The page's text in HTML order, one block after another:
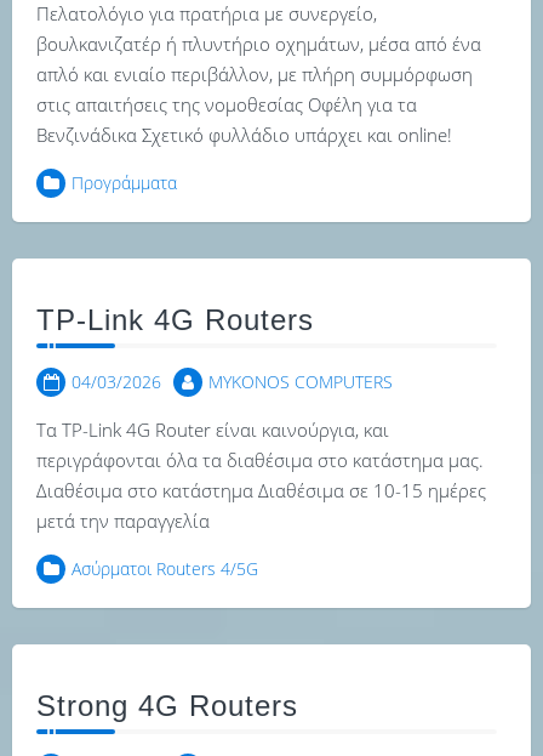
Πελατολόγιο για πρατήρια με συνεργείο,
βουλκανιζατέρ ή πλυντήριο οχημάτων, μέσα από ένα
απλό και ενιαίο περιβάλλον, με πλήρη συμμόρφωση
στις απαιτήσεις της νομοθεσίας Οφέλη για τα
Βενζινάδικα Σχετικό φυλλάδιο υπάρχει και online!
Προγράμματα
TP-Link 4G Routers
04/03/2026 MYKONOS COMPUTERS
Τα TP-Link 4G Router είναι καινούργια, και
περιγράφονται όλα τα διαθέσιμα στο κατάστημα μας.
Διαθέσιμα στο κατάστημα Διαθέσιμα σε 10-15 ημέρες
μετά την παραγγελία
Ασύρματοι Routers 4/5G
Strong 4G Routers